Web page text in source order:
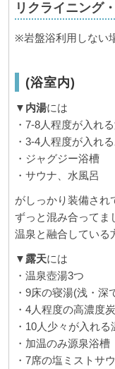
リクライニング
※岩盤浴利用しない
(浴室内)
▼ 内湯には
・7-8人程度が入れ
・3-4人程度が入れ
・ジャグジー浴槽
・サウナ、水風呂
がしっかり装備され
ずっと混み合ってま
温泉と融合してい
▼ 露天には
・温泉壺湯3つ
・9床の寝湯(浅・深
・4人程度の高濃度
・10人少々が入れ
・加温のみ源泉浴槽
・7席の塩ミストサ